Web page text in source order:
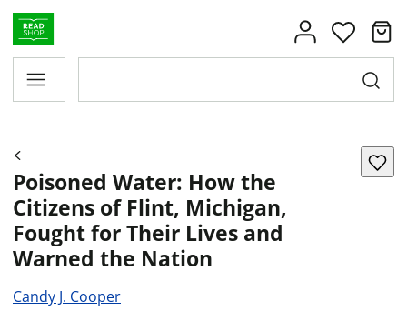
Poisoned Water: How the
Citizens of Flint, Michigan,
Fought for Their Lives and
Warned the Nation
Candy J. Cooper